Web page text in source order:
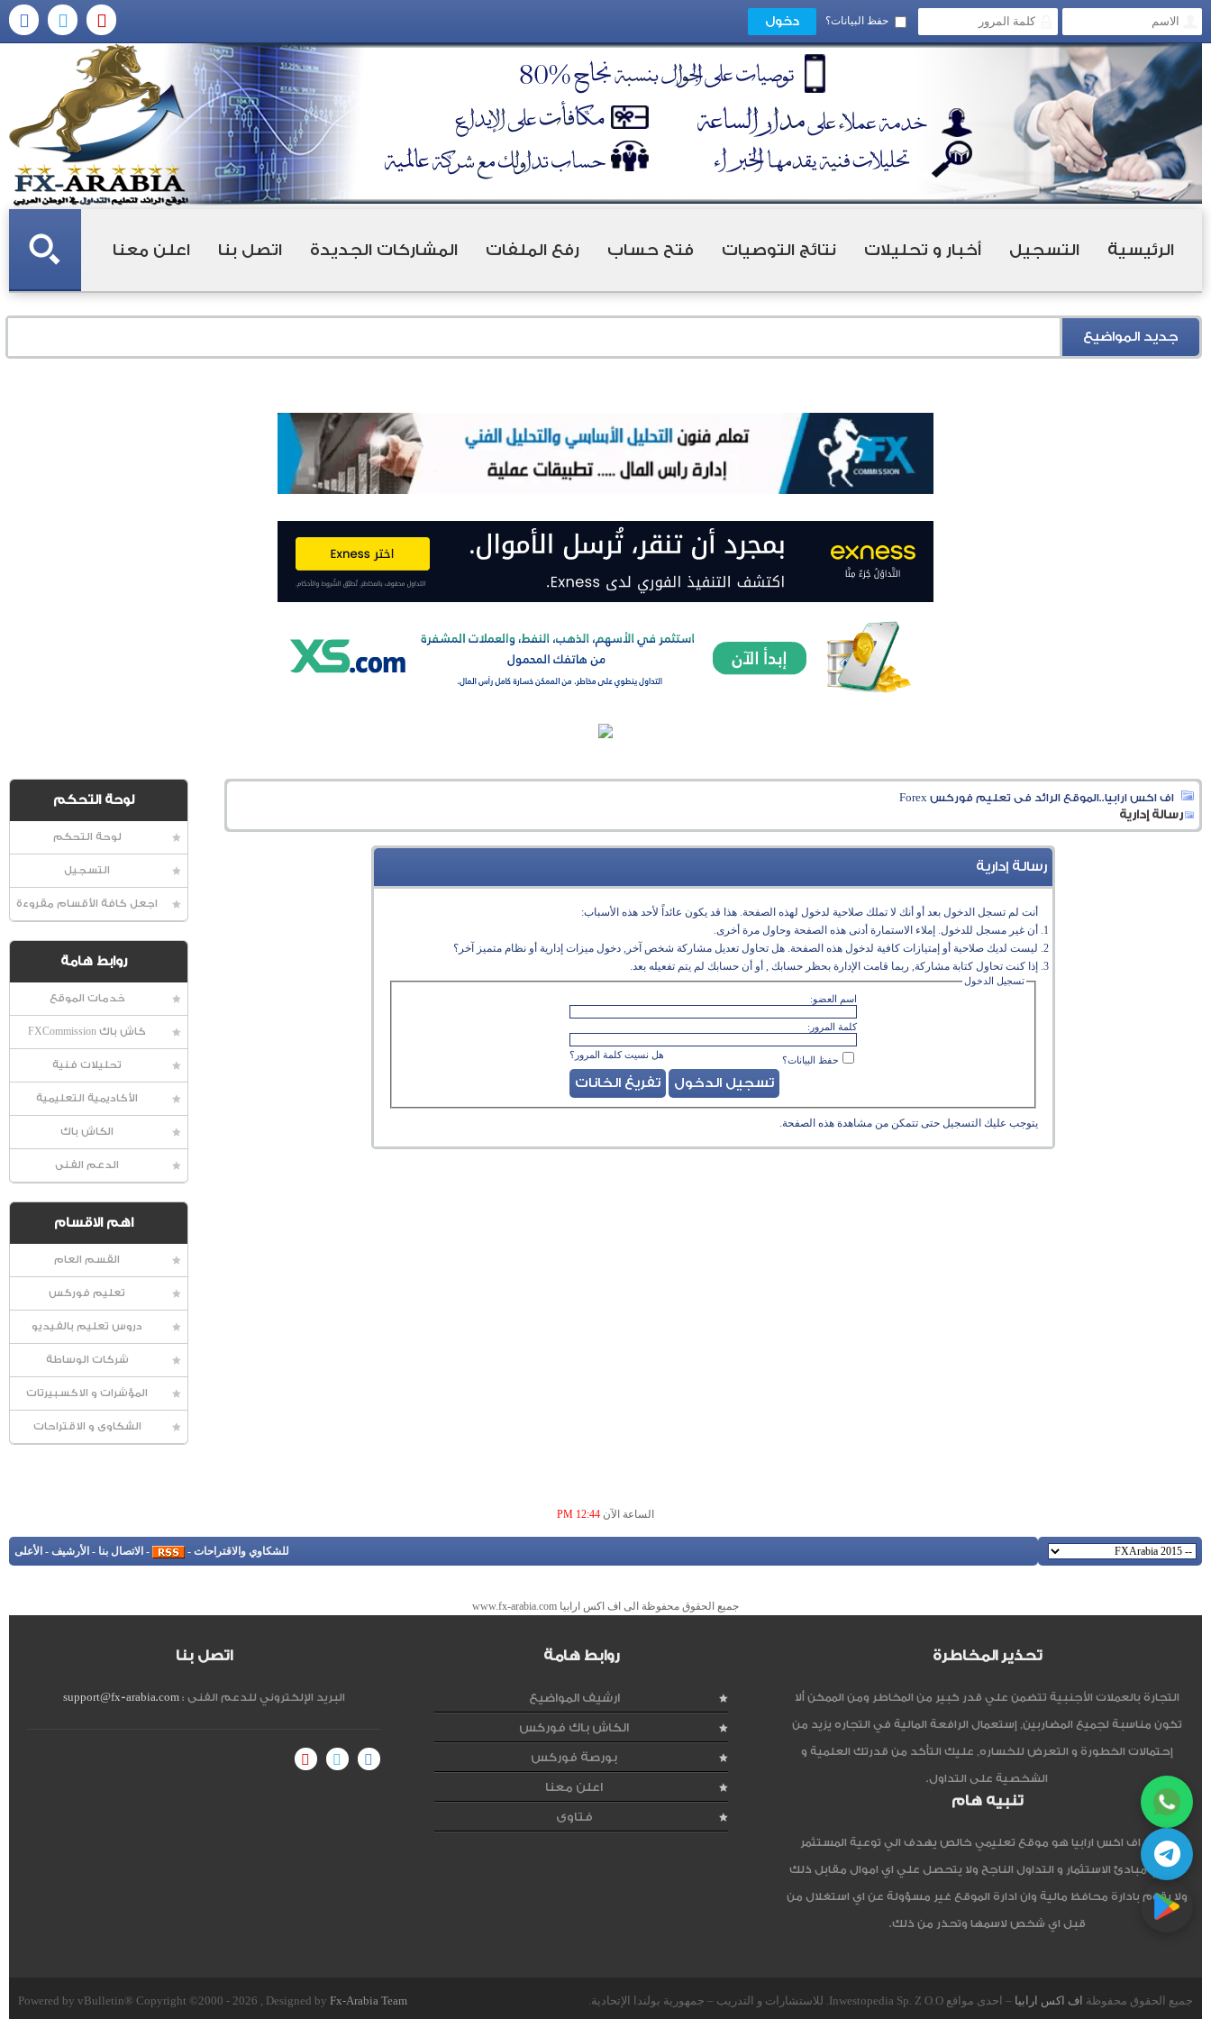
حفظ البيانات؟
الرئيسية التسجيل أخبار و تحليلات نتائج التوصيات فتح حساب رفع الملفات المشاركات الجديدة اتصل بنا اعلن معنا
جديد المواضيع
لوحة التحكم
لوحة التحكم
التسجيل
اجعل كافة الأقسام مقروءة
روابط هامة
خدمات الموقع
كاش باك FXCommission
تحليلات فنية
الأكاديمية التعليمية
الكاش باك
الدعم الفنى
اهم الاقسام
القسم العام
تعليم فوركس
دروس تعليم بالفيديو
شركات الوساطة
المؤشرات و الاكسبيرتات
الشكاوى و الاقتراحات
اف اكس ارابيا..الموقع الرائد فى تعليم فوركس Forex
رسالة إدارية
رسالة إدارية
أنت لم تسجل الدخول بعد أو أنك لا تملك صلاحية لدخول لهذه الصفحة. هذا قد يكون عائداً لأحد هذه الأسباب:
أن غير مسجل للدخول. إملاء الاستمارة أدنى هذه الصفحة وحاول مرة أخرى.
ليست لديك صلاحية أو إمتيازات كافية لدخول هذه الصفحة. هل تحاول تعديل مشاركة شخص آخر, دخول ميزات إدارية أو نظام متميز آخر؟
إذا كنت تحاول كتابة مشاركة, ربما قامت الإدارة بحظر حسابك , أو أن حسابك لم يتم تفعيله بعد.
تسجيل الدخول
اسم العضو:
كلمة المرور:
هل نسيت كلمة المرور؟ حفظ البيانات؟
يتوجب عليكالتسجيل حتى تتمكن من مشاهدة هذه الصفحة.
الساعة الآن 12:44 PM
للشكاوي والاقتراحات -
- الاتصال بنا - الأرشيف - الأعلى
جميع الحقوق محفوظة الى اف اكس ارابيا www.fx-arabia.com
تحذير المخاطرة
التجارة بالعملات الأجنبية تتضمن علي قدر كبير من المخاطر ومن الممكن ألا
تكون مناسبة لجميع المضاربين, إستعمال الرافعة المالية في التجاره يزيد من
إحتمالات الخطورة و التعرض للخساره, عليك التأكد من قدرتك العلمية و
الشخصية على التداول.
تنبيه هام
موقع اف اكس ارابيا هو موقع تعليمي خالص يهدف الي توعية المستثمر
العربي مبادئ الاستثمار و التداول الناجح ولا يتحصل علي اي اموال مقابل ذلك
ولا يقوم بادارة محافظ مالية وان ادارة الموقع غير مسؤولة عن اي استغلال من
قبل اي شخص لاسمها وتحذر من ذلك.
روابط هامة
ارشيف المواضيع
الكاش باك فوركس
بورصة فوركس
اعلن معنا
فتاوى
اتصل بنا
البريد الإلكتروني للدعم الفنى :support@fx-arabia.com
جميع الحقوق محفوظة اف اكس ارابيا – احدى مواقع Inwestopedia Sp. Z O.O. للاستشارات و التدريب – جمهورية بولندا الإتحادية. Powered by vBulletin® Copyright ©2000 - 2026 , Designed by Fx-Arabia Team